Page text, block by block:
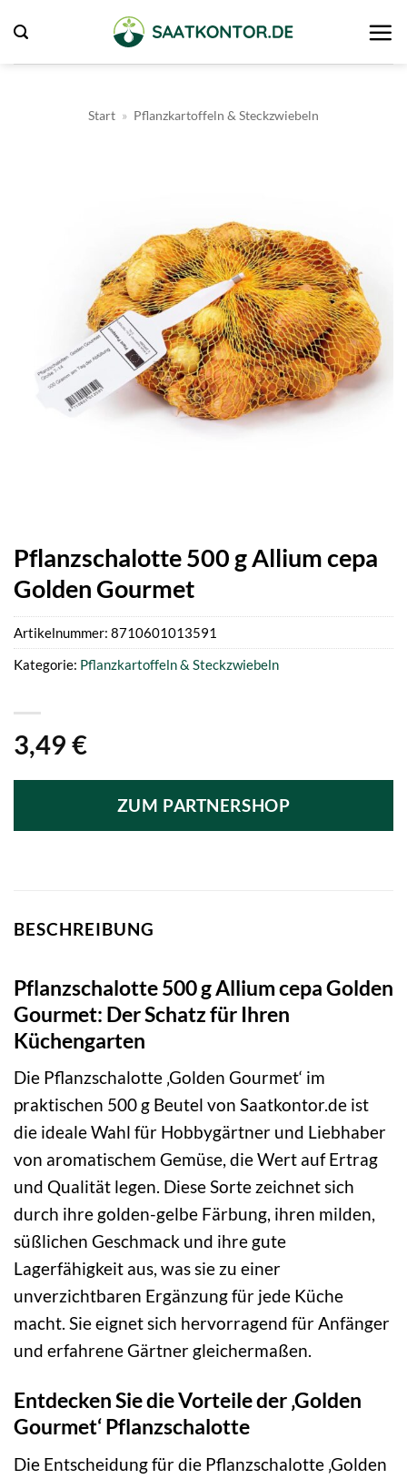
Inhalt
springen
Start » Pflanzkartoffeln & Steckzwiebeln
Pflanzschalotte 500 g Allium cepa
Golden Gourmet
3,49 €
ZUM PARTNERSHOP
Artikelnummer: 8710601013591
Kategorie: Pflanzkartoffeln & Steckzwiebeln
BESCHREIBUNG
Pflanzschalotte 500 g Allium cepa Golden
Gourmet: Der Schatz für Ihren
Küchengarten
Die Pflanzschalotte ‚Golden Gourmet‘ im
praktischen 500 g Beutel von Saatkontor.de ist
die ideale Wahl für Hobbygärtner und Liebhaber
von aromatischem Gemüse, die Wert auf Ertrag
und Qualität legen. Diese Sorte zeichnet sich
durch ihre golden-gelbe Färbung, ihren milden,
süßlichen Geschmack und ihre gute
Lagerfähigkeit aus, was sie zu einer
unverzichtbaren Ergänzung für jede Küche
macht. Sie eignet sich hervorragend für Anfänger
und erfahrene Gärtner gleichermaßen.
Entdecken Sie die Vorteile der ‚Golden
Gourmet‘ Pflanzschalotte
Die Entscheidung für die Pflanzschalotte ‚Golden